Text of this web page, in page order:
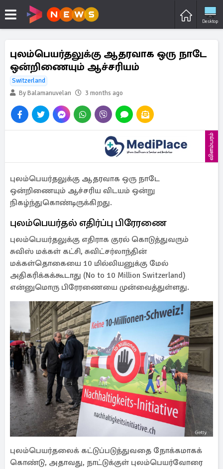
Desktop
புலம்பெயர்தலுக்கு ஆதரவாக ஒரு நாடே
ஒன்றிணையும் ஆச்சரியம்
Switzerland
By Balamanuvelan
3 months ago
விளம்பரம்
புலம்பெயர்தலுக்கு ஆதரவாக ஒரு நாடே
ஒன்றிணையும் ஆச்சரிய விடயம் ஒன்று
நிகழ்ந்துகொண்டிருக்கிறது.
புலம்பெயர்தல் எதிர்ப்பு பிரேரணை
புலம்பெயர்தலுக்கு எதிராக குரல் கொடுத்துவரும்
சுவிஸ் மக்கள் கட்சி, சுவிட்சர்லாந்தின்
மக்கள்தொகையை 10 மில்லியனுக்கு மேல்
அதிகரிக்கக்கூடாது (No to 10 Million Switzerland)
என்னுமொரு பிரேரணையை முன்வைத்துள்ளது.
புலம்பெயர்தலைக் கட்டுப்படுத்துவதை நோக்கமாகக்
கொண்டு, அதாவது, நாட்டுக்குள் புலம்பெயர்வோரை